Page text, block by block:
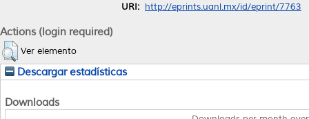
URI: http://eprints.uanl.mx/id/eprint/7763
Actions (login required)
Ver elemento
Descargar estadísticas
Downloads